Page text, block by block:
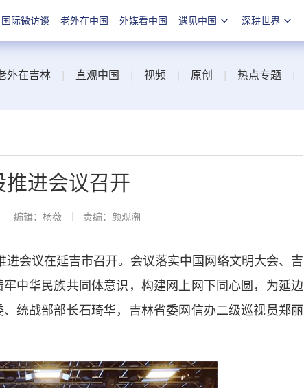
国际微访谈 老外在中国 外媒看中国 遇见中国 深耕世界
外在吉林 直观中国 视频 原创 热点专题
进会议召开
编辑：杨薇 责编：颜观潮
会议在延吉市召开。会议落实中国网络文明大会、吉
中华民族共同体意识，构建网上网下同心圆，为延边
统战部部长石琦华，吉林省委网信办二级巡视员郑丽